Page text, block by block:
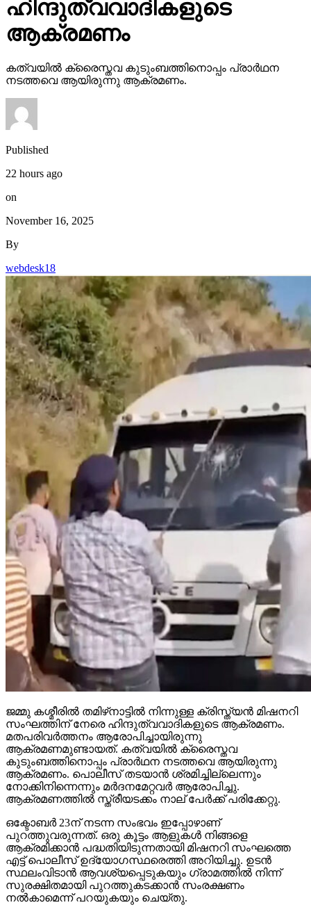
ഹിന്ദുത്വവാദികളുടെ
ആക്രമണം
കത്വയില്‍ ക്രൈസ്തവ കുടുംബത്തിനൊപ്പം പ്രാര്‍ഥന
നടത്തവെ ആയിരുന്നു ആക്രമണം.
Published
22 hours ago
on
November 16, 2025
By
webdesk18
ജമ്മു കശ്മീരില്‍ തമിഴ്‌നാട്ടില്‍ നിന്നുള്ള ക്രിസ്ത്യന്‍ മിഷനറി
സംഘത്തിന് നേരെ ഹിന്ദുത്വവാദികളുടെ ആക്രമണം.
മതപരിവര്‍ത്തനം ആരോപിച്ചായിരുന്നു
ആക്രമണമുണ്ടായത്. കത്വയില്‍ ക്രൈസ്തവ
കുടുംബത്തിനൊപ്പം പ്രാര്‍ഥന നടത്തവെ ആയിരുന്നു
ആക്രമണം. പൊലീസ് തടയാന്‍ ശ്രമിച്ചില്ലെന്നും
നോക്കിനിന്നെന്നും മര്‍ദനമേറ്റവര്‍ ആരോപിച്ചു.
ആക്രമണത്തില്‍ സ്ത്രീയടക്കം നാല് പേര്‍ക്ക് പരിക്കേറ്റു.
ഒക്ടോബര്‍ 23ന് നടന്ന സംഭവം ഇപ്പോഴാണ്
പുറത്തുവരുന്നത്. ഒരു കൂട്ടം ആളുകള്‍ നിങ്ങളെ
ആക്രമിക്കാന്‍ പദ്ധതിയിടുന്നതായി മിഷനറി സംഘത്തെ
എട്ട് പൊലീസ് ഉദ്യോഗസ്ഥരെത്തി അറിയിച്ചു. ഉടന്‍
സ്ഥലംവിടാന്‍ ആവശ്യപ്പെടുകയും ഗ്രാമത്തില്‍ നിന്ന്
സുരക്ഷിതമായി പുറത്തുകടക്കാന്‍ സംരക്ഷണം
നല്‍കാമെന്ന് പറയുകയും ചെയ്തു.